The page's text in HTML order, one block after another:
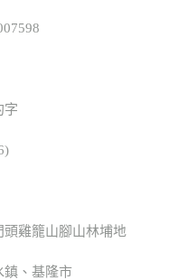
字
頭雞籠山腳山林埔地
鎮、基隆市